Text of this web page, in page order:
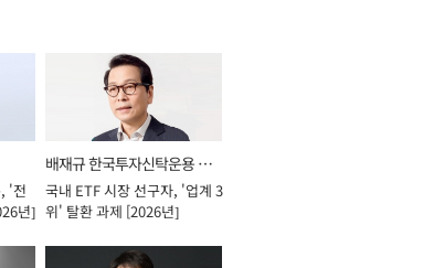
'전
년]
배재규 한국투자신탁운용 대
표이사 사장
국내 ETF 시장 선구자, '업계 3
위' 탈환 과제 [2026년]